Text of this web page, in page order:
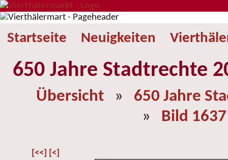
Startseite Neuigkeiten
650 Jahre Stadtrechte
Übersicht » 650 Jahre
» Bild 1637
[<<] [<]